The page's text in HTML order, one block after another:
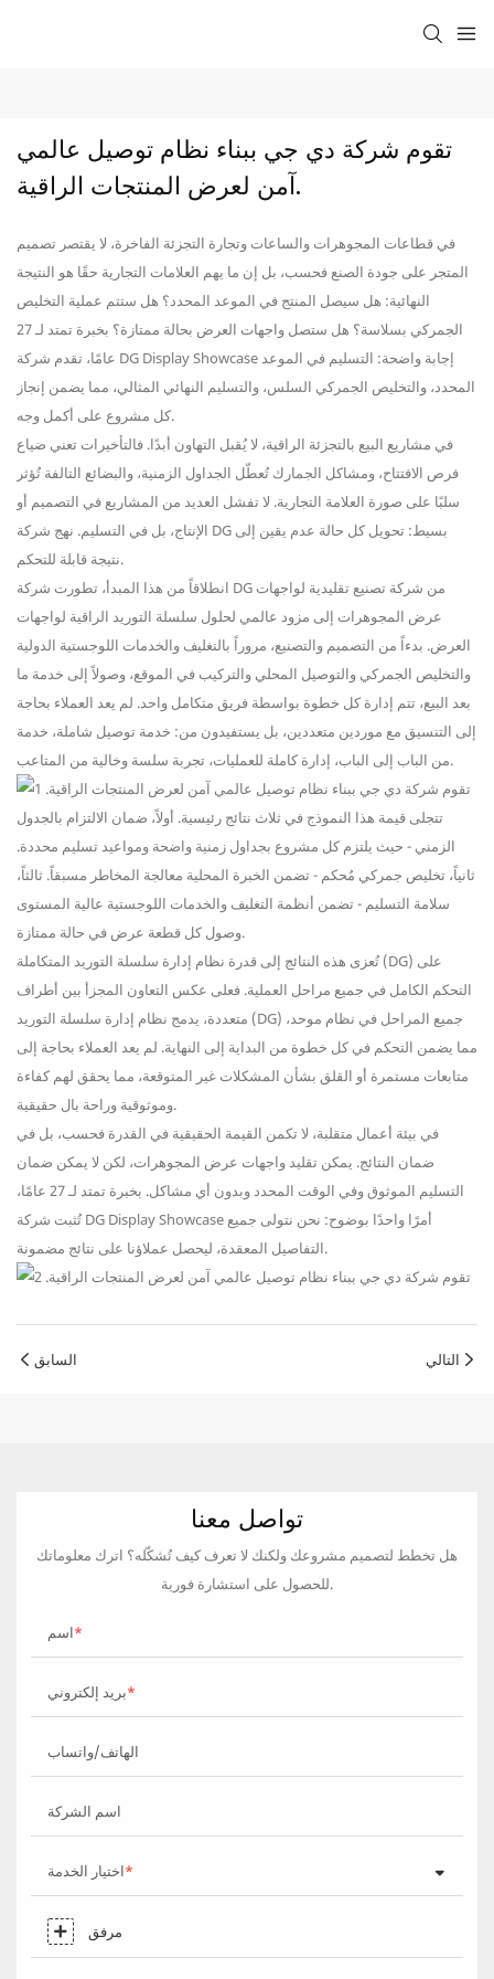
تقوم شركة دي جي ببناء نظام توصيل عالمي
آمن لعرض المنتجات الراقية.
في قطاعات المجوهرات والساعات وتجارة التجزئة الفاخرة، لا يقتصر تصميم
المتجر على جودة الصنع فحسب، بل إن ما يهم العلامات التجارية حقًا هو النتيجة
النهائية: هل سيصل المنتج في الموعد المحدد؟ هل ستتم عملية التخليص
الجمركي بسلاسة؟ هل ستصل واجهات العرض بحالة ممتازة؟ بخبرة تمتد لـ 27
عامًا، تقدم شركة DG Display Showcase إجابة واضحة: التسليم في الموعد
المحدد، والتخليص الجمركي السلس، والتسليم النهائي المثالي، مما يضمن إنجاز
كل مشروع على أكمل وجه.
في مشاريع البيع بالتجزئة الراقية، لا يُقبل التهاون أبدًا. فالتأخيرات تعني ضياع
فرص الافتتاح، ومشاكل الجمارك تُعطّل الجداول الزمنية، والبضائع التالفة تُؤثر
سلبًا على صورة العلامة التجارية. لا تفشل العديد من المشاريع في التصميم أو
الإنتاج، بل في التسليم. نهج شركة DG بسيط: تحويل كل حالة عدم يقين إلى
نتيجة قابلة للتحكم.
انطلاقاً من هذا المبدأ، تطورت شركة DG من شركة تصنيع تقليدية لواجهات
عرض المجوهرات إلى مزود عالمي لحلول سلسلة التوريد الراقية لواجهات
العرض. بدءاً من التصميم والتصنيع، مروراً بالتغليف والخدمات اللوجستية الدولية
والتخليص الجمركي والتوصيل المحلي والتركيب في الموقع، وصولاً إلى خدمة ما
بعد البيع، تتم إدارة كل خطوة بواسطة فريق متكامل واحد. لم يعد العملاء بحاجة
إلى التنسيق مع موردين متعددين، بل يستفيدون من: خدمة توصيل شاملة، خدمة
من الباب إلى الباب، إدارة كاملة للعمليات، تجربة سلسة وخالية من المتاعب.
تتجلى قيمة هذا النموذج في ثلاث نتائج رئيسية. أولاً، ضمان الالتزام بالجدول
الزمني - حيث يلتزم كل مشروع بجداول زمنية واضحة ومواعيد تسليم محددة.
ثانياً، تخليص جمركي مُحكم - تضمن الخبرة المحلية معالجة المخاطر مسبقاً. ثالثاً،
سلامة التسليم - تضمن أنظمة التغليف والخدمات اللوجستية عالية المستوى
وصول كل قطعة عرض في حالة ممتازة.
تُعزى هذه النتائج إلى قدرة نظام إدارة سلسلة التوريد المتكاملة (DG) على
التحكم الكامل في جميع مراحل العملية. فعلى عكس التعاون المجزأ بين أطراف
متعددة، يدمج نظام إدارة سلسلة التوريد (DG) جميع المراحل في نظام موحد،
مما يضمن التحكم في كل خطوة من البداية إلى النهاية. لم يعد العملاء بحاجة إلى
متابعات مستمرة أو القلق بشأن المشكلات غير المتوقعة، مما يحقق لهم كفاءة
وموثوقية وراحة بال حقيقية.
في بيئة أعمال متقلبة، لا تكمن القيمة الحقيقية في القدرة فحسب، بل في
ضمان النتائج. يمكن تقليد واجهات عرض المجوهرات، لكن لا يمكن ضمان
التسليم الموثوق وفي الوقت المحدد وبدون أي مشاكل. بخبرة تمتد لـ 27 عامًا،
تُثبت شركة DG Display Showcase أمرًا واحدًا بوضوح: نحن نتولى جميع
التفاصيل المعقدة، ليحصل عملاؤنا على نتائج مضمونة.
السابق التالي
تواصل معنا
هل تخطط لتصميم مشروعك ولكنك لا تعرف كيف تُشكّله؟ اترك معلوماتك
للحصول على استشارة فورية.
اسم
بريد إلكتروني
الهاتف/واتساب
اسم الشركة
اختيار الخدمة
مرفق